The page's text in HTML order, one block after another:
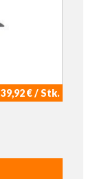
€ / Stk.